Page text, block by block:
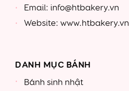
Email: info@htbakery.vn
Website: www.htbakery.vn
DANH MỤC BÁNH
Bánh sinh nhật